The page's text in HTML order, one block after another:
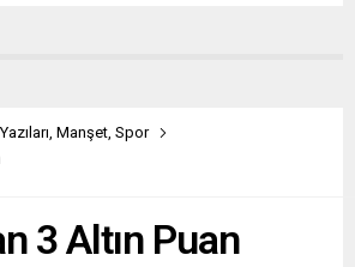
Manşet Spor
3 Altın Puan